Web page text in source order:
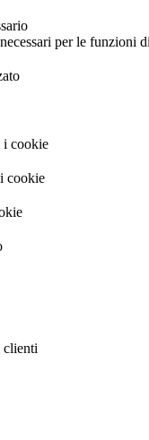
per le funzioni
i cookie
cookie
clienti